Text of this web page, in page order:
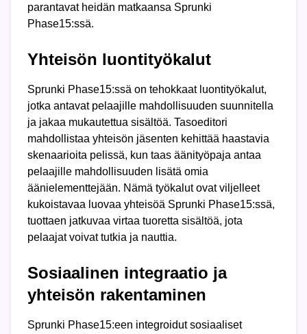
parantavat heidän matkaansa Sprunki
Phase15:ssä.
Yhteisön luontityökalut
Sprunki Phase15:ssä on tehokkaat luontityökalut,
jotka antavat pelaajille mahdollisuuden suunnitella
ja jakaa mukautettua sisältöä. Tasoeditori
mahdollistaa yhteisön jäsenten kehittää haastavia
skenaarioita pelissä, kun taas äänityöpaja antaa
pelaajille mahdollisuuden lisätä omia
äänielementtejään. Nämä työkalut ovat viljelleet
kukoistavaa luovaa yhteisöä Sprunki Phase15:ssä,
tuottaen jatkuvaa virtaa tuoretta sisältöä, jota
pelaajat voivat tutkia ja nauttia.
Sosiaalinen integraatio ja
yhteisön rakentaminen
Sprunki Phase15:een integroidut sosiaaliset